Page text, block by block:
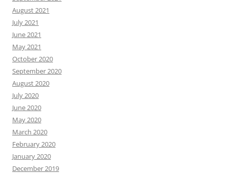
August 2021
July 2021
June 2021
May 2021
October 2020
September 2020
August 2020
July 2020
June 2020
May 2020
March 2020
February 2020
January 2020
December 2019